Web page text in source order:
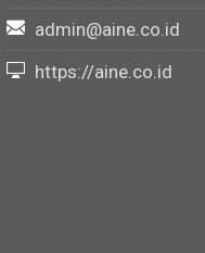
admin@aine.co.id
https://aine.co.id